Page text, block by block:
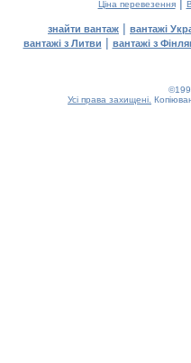
Ціна перевезення
знайти вантаж | вантажі
вантажі з Литви | вантажі з
Усі права захищені.